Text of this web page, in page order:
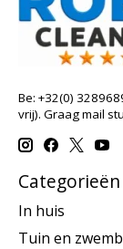
Be: +32(0)
vrij). Graag mail
Categorieën
In huis
Tuin en